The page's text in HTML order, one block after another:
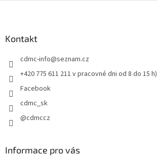
Kontakt
cdmc-info@seznam.cz
+420 775 611 211 v pracovné dni od 8 do 15 h)
Facebook
cdmc_sk
@cdmccz
Informace pro vás